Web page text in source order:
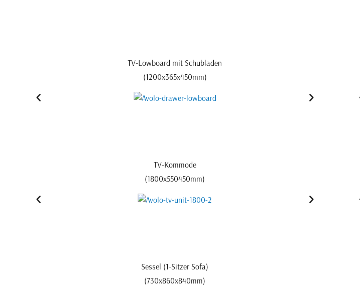
TV-Lowboard mit Schubladen
(1200x365x450mm)
TV-Kommode
(1800x550450mm)
Sessel (1-Sitzer Sofa)
(730x860x840mm)